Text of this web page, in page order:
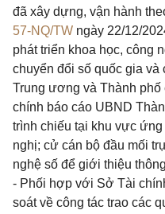
đã xây dựng, vận hành
57-NQ/TW ngày 22/12/
phát triển khoa học, công
chuyển đổi số quốc gia và
Trung ương và Thành
chính báo cáo UBND
trình chiếu tại khu vực
nghị; cử cán bộ đầu mối
nghệ số để giới thiệu
- Phối hợp với Sở Tài
soát về công tác trao các